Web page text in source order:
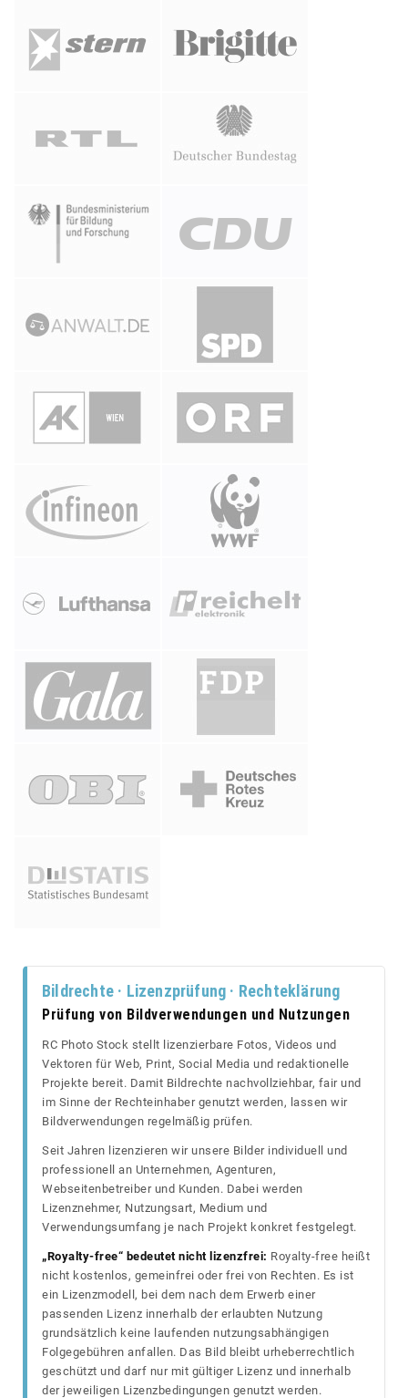
Bildrechte · Lizenzprüfung · Rechteklärung
Prüfung von Bildverwendungen und Nutzungen
RC Photo Stock stellt lizenzierbare Fotos, Videos und
Vektoren für Web, Print, Social Media und redaktionelle
Projekte bereit. Damit Bildrechte nachvollziehbar, fair und
im Sinne der Rechteinhaber genutzt werden, lassen wir
Bildverwendungen regelmäßig prüfen.
Seit Jahren lizenzieren wir unsere Bilder individuell und
professionell an Unternehmen, Agenturen,
Webseitenbetreiber und Kunden. Dabei werden
Lizenznehmer, Nutzungsart, Medium und
Verwendungsumfang je nach Projekt konkret festgelegt.
„Royalty-free“ bedeutet nicht lizenzfrei: Royalty-free heißt
nicht kostenlos, gemeinfrei oder frei von Rechten. Es ist
ein Lizenzmodell, bei dem nach dem Erwerb einer
passenden Lizenz innerhalb der erlaubten Nutzung
grundsätzlich keine laufenden nutzungsabhängigen
Folgegebühren anfallen. Das Bild bleibt urheberrechtlich
geschützt und darf nur mit gültiger Lizenz und innerhalb
der jeweiligen Lizenzbedingungen genutzt werden.